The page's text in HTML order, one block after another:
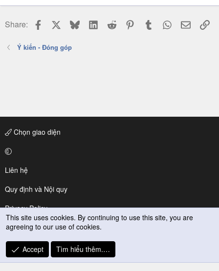
Share: Facebook BlueskyLinkedIn
Reddit PinterestTumblr WhatsApp
Email
Ý kiến - Đóng góp
Chọn giao diện
Liên hệ
Quy định và Nội quy
Privacy Policy
Trợ giúp
R
S
This site uses cookies. By continuing to use this site, you are
agreeing to our use of cookies.
Accept Tìm hiểu thêm.…